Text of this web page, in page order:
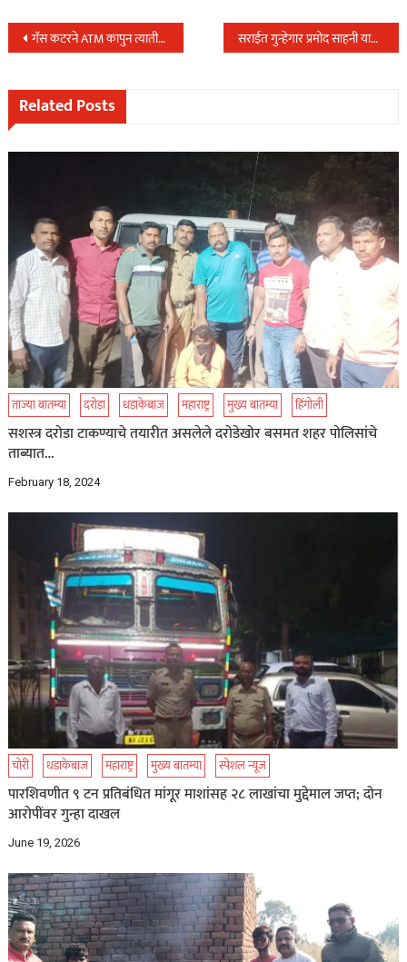
Post
navigation
गॅस कटरने ATM कापुन त्यातील रोकड लंपास करणाऱ्या आंतरराज्यीय टोळीस नागपुर(ग्रामीण) LCB ने केली अटक… सराईत गुन्हेगार प्रमोद साहनी यास नागपुर ग्रामीण पोलिसांनी केले तडीपार…
Related Posts
ताज्या बातम्या दरोडा धडाकेबाज महाराष्ट्र मुख्य बातम्या हिंगोली
सशस्त्र दरोडा टाकण्याचे तयारीत असलेले दरोडेखोर बसमत शहर पोलिसांचे
ताब्यात…
February 18, 2024
चोरी धडाकेबाज महाराष्ट्र मुख्य बातम्या स्पेशल न्यूज
पारशिवणीत ९ टन प्रतिबंधित मांगूर माशांसह २८ लाखांचा मुद्देमाल जप्त; दोन
आरोपींवर गुन्हा दाखल
June 19, 2026